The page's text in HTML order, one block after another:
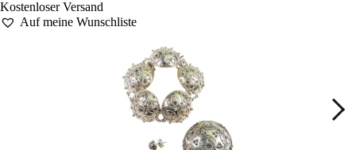
Kostenloser Versand
Auf meine Wunschliste